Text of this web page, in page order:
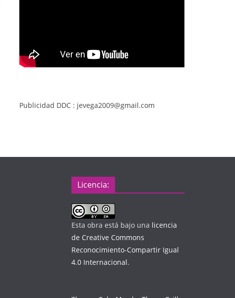
Publicidad DDC : jevega2009@gmail.com
Licencia:
Esta obra está bajo una licencia
de Creative Commons
Reconocimiento-Compartir Igual
4.0 Internacional.